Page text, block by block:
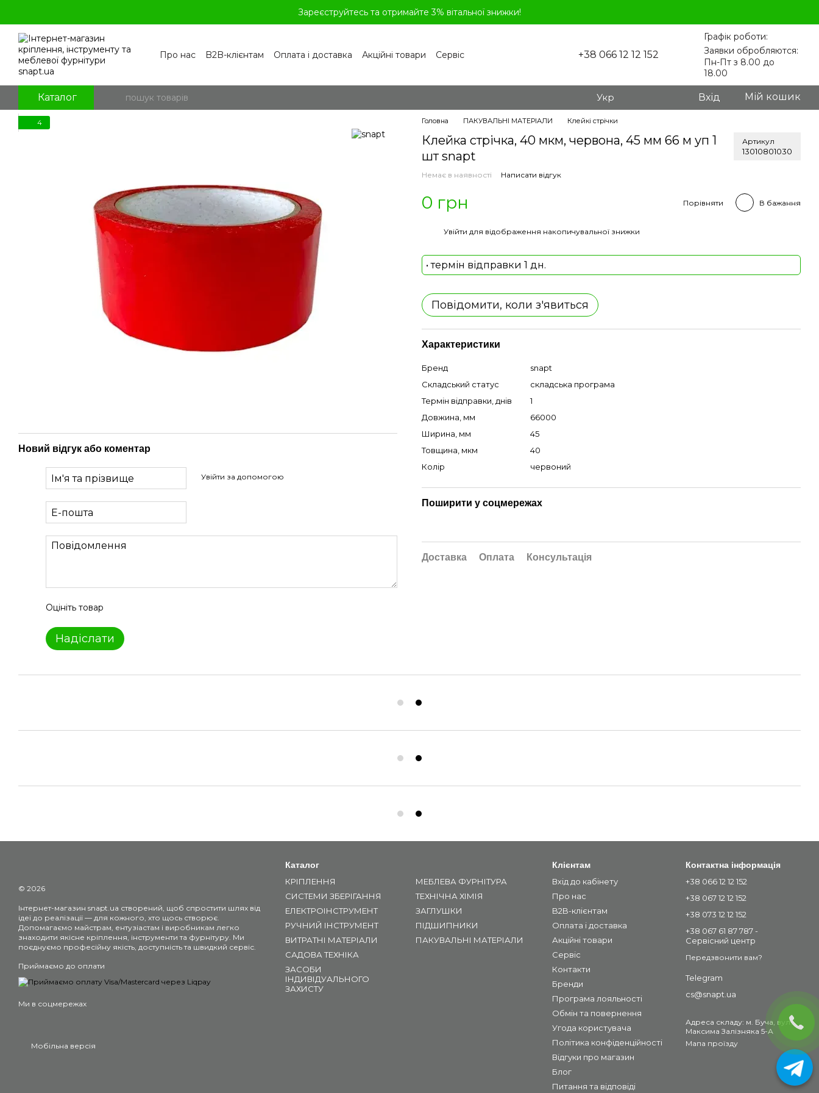
Зареєструйтесь та отримайте 3% вітальної знижки!
Про нас B2B-клієнтам Оплата і доставка Акційні товари
Сервіс
Блог
+38 066 12 12 152
Графік роботи:
Заявки обробляются:
Пн-Пт з 8.00 до
18.00
Каталог Укр Вхід Мій кошик
4
Новий відгук або коментар
Увійти за допомогою
Оцініть товар
Надіслати
Головна ПАКУВАЛЬНІ МАТЕРІАЛИ Клейкі стрічки
Клейка стрічка, 40 мкм, червона, 45 мм 66 м уп 1
шт snapt
Артикул
13010801030
Немає в наявності Написати відгук
0 грн Порівняти В бажання
Увійти для відображення накопичувальної знижки
• термін відправки 1 дн.
Повідомити, коли з'явиться
Характеристики
Бренд
snapt
Складський статус
складська програма
Термін відправки, днів
1
Довжина, мм
66000
Ширина, мм
45
Товщина, мкм
40
Колір
червоний
Поширити у соцмережах
Доставка Оплата Консультація
© 2026
Інтернет-магазин snapt.ua створений, щоб спростити шлях від
ідеї до реалізації — для кожного, хто щось створює.
Допомагаємо майстрам, ентузіастам і виробникам легко
знаходити якісне кріплення, інструменти та фурнітуру. Ми
поєднуємо професійну якість, доступність та швидкий сервіс.
Приймаємо до оплати
Ми в соцмережах
Мобільна версія
Каталог
КРІПЛЕННЯ
СИСТЕМИ ЗБЕРІГАННЯ
ЕЛЕКТРОІНСТРУМЕНТ
РУЧНИЙ ІНСТРУМЕНТ
ВИТРАТНІ МАТЕРІАЛИ
САДОВА ТЕХНІКА
ЗАСОБИ
ІНДИВІДУАЛЬНОГО
ЗАХИСТУ
МЕБЛЕВА ФУРНІТУРА
ТЕХНІЧНА ХІМІЯ
ЗАГЛУШКИ
ПІДШИПНИКИ
ПАКУВАЛЬНІ МАТЕРІАЛИ
Клієнтам
Вхід до кабінету
Про нас
B2B-клієнтам
Оплата і доставка
Акційні товари
Сервіс
Контакти
Бренди
Програма лояльності
Обмін та повернення
Угода користувача
Політика конфіденційності
Відгуки про магазин
Блог
Питання та відповіді
Контактна інформація
+38 066 12 12 152
+38 067 12 12 152
+38 073 12 12 152
+38 067 61 87 787 -
Сервісний центр
Передзвонити вам?
Telegram
cs@snapt.ua
Адреса складу: м. Буча, вул.
Максима Залізняка 5-А
Мапа проїзду